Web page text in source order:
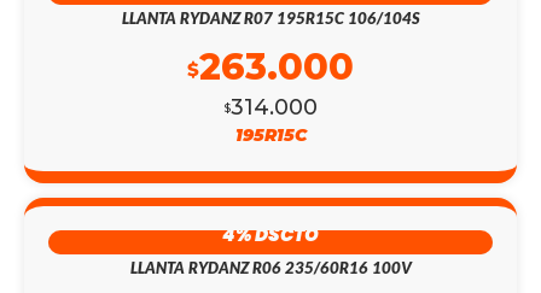
LLANTA RYDANZ R07 195R15C 106/104S
$314.000
$263.000
195R15C
4% DSCTO
LLANTA RYDANZ R06 235/60R16 100V